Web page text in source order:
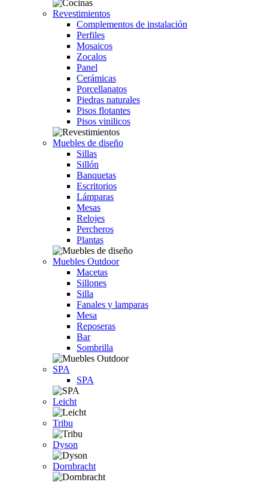
Revestimientos
Complementos de instalación
Perfiles
Mosaicos
Zocalos
Panel
Cerámicas
Porcellanatos
Piedras naturales
Pisos flotantes
Pisos vinilicos
Muebles de diseño
Sillas
Sillón
Banquetas
Escritorios
Lámparas
Mesas
Relojes
Percheros
Plantas
Muebles Outdoor
Macetas
Sillones
Silla
Fanales y lamparas
Mesa
Reposeras
Bar
Sombrilla
SPA
SPA
Leicht
Tribu
Dyson
Dornbracht